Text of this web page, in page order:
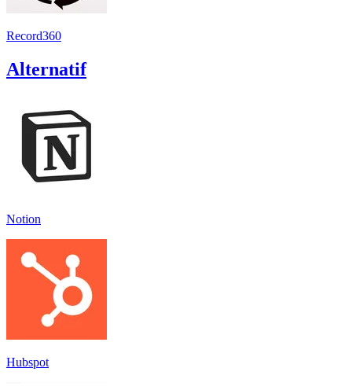
Record360
Alternatif
Notion
Hubspot